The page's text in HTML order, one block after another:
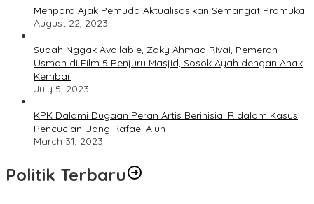
Menpora Ajak Pemuda Aktualisasikan Semangat Pramuka
August 22, 2023
Sudah Nggak Available, Zaky Ahmad Rivai, Pemeran
Usman di Film 5 Penjuru Masjid, Sosok Ayah dengan Anak
Kembar
July 5, 2023
KPK Dalami Dugaan Peran Artis Berinisial R dalam Kasus
Pencucian Uang Rafael Alun
March 31, 2023
Politik Terbaru